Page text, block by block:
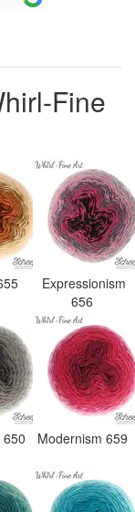
Fine
Expressionism
656
650 Modernism 659